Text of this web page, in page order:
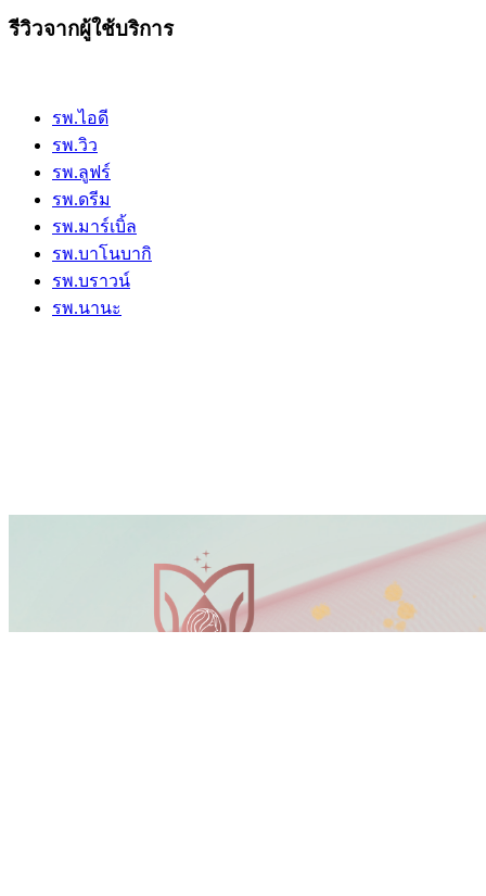
รีวิวจากผู้ใช้บริการ
รพ.ไอดี
รพ.วิว
รพ.ลูฟร์
รพ.ดรีม
รพ.มาร์เบิ้ล
รพ.บาโนบากิ
รพ.บราวน์
รพ.นานะ